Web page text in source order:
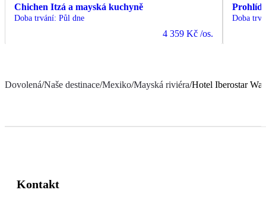
Chichen Itzá a mayská kuchyně
Doba trvání: Půl dne
4 359 Kč /os.
Doba
Dovolená/Naše destinace/Mexiko/Mayská riviéra/Hotel Iberostar
Kontakt